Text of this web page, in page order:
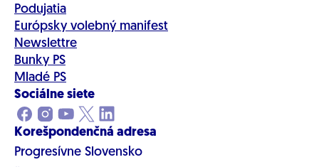
Podujatia
Európsky volebný manifest
Newslettre
Bunky PS
Mladé PS
Sociálne siete
Korešpondenčná adresa
Progresívne Slovensko